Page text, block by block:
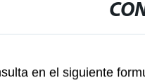
en el siguiente